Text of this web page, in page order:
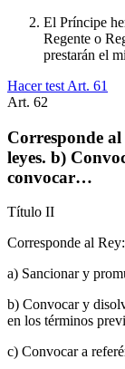
El Príncipe
Regente o
prestarán el
Hacer test Art. 61
Art. 62
Corresponde
leyes. b)
convocar…
Título II
Corresponde al Rey:
a) Sancionar y
b) Convocar y
en los términos
c) Convocar a